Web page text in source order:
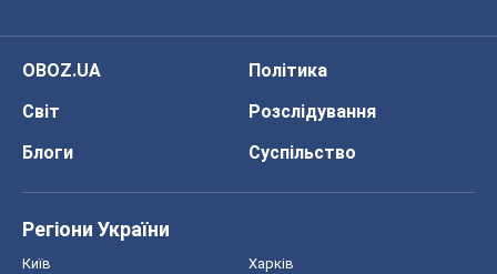
OBOZ.UA
Політика
Світ
Розслідування
Блоги
Суспільство
Регіони України
Київ Харків